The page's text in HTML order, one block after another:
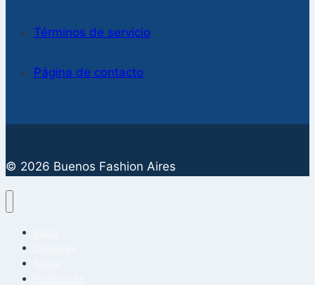
Términos de servicio
Página de contacto
© 2026 Buenos Fashion Aires